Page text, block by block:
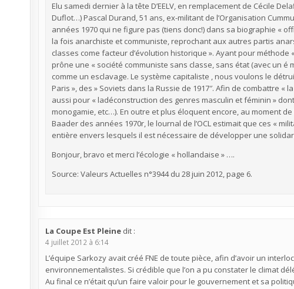
Elu samedi dernier à la tête D’EELV, en remplacement de Cécile
Duflot…) Pascal Durand, 51 ans, ex-militant de l’Organisation
années 1970 qui ne figure pas (tiens donc!) dans sa biographie «
la fois anarchiste et communiste, reprochant aux autres partis
classes come facteur d’évolution historique ». Ayant pour méthode
prône une « société communiste sans classe, sans état (avec un
comme un esclavage. Le système capitaliste , nous voulons le
Paris », des » Soviets dans la Russie de 1917″. Afin de combattre «
aussi pour « ladéconstruction des genres masculin et féminin »
monogamie, etc…). En outre et plus éloquent encore, au moment
Baader des années 1970r, le lournal de l’OCL estimait que ces «
entière envers lesquels il est nécessaire de développer une
Bonjour, bravo et merci l’écologie « hollandaise » ….
Source: Valeurs Actuelles n°3944 du 28 juin 2012, page 6.
La Coupe Est Pleine dit :
4 juillet 2012 à 6:14
L’équipe Sarkozy avait créé FNE de toute pièce, afin d’avoir un
environnementalistes. Si crédible que l’on a pu constater le climat
Au final ce n’était qu’un faire valoir pour le gouvernement et sa